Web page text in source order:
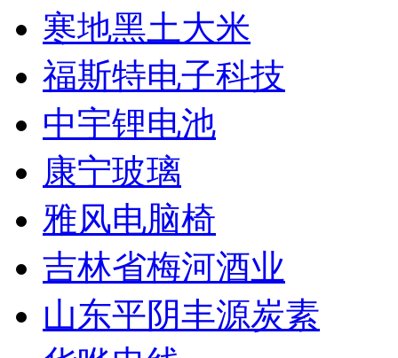
寒地黑土大米
福斯特电子科技
中宇锂电池
康宁玻璃
雅风电脑椅
吉林省梅河酒业
山东平阴丰源炭素